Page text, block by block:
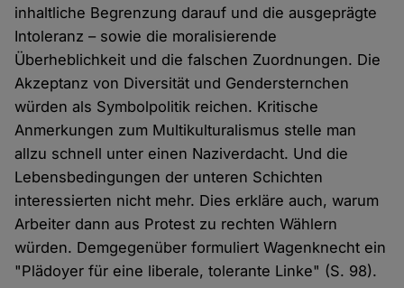
inhaltliche Begrenzung darauf und die ausgeprägte
Intoleranz – sowie die moralisierende
Überheblichkeit und die falschen Zuordnungen. Die
Akzeptanz von Diversität und Gendersternchen
würden als Symbolpolitik reichen. Kritische
Anmerkungen zum Multikulturalismus stelle man
allzu schnell unter einen Naziverdacht. Und die
Lebensbedingungen der unteren Schichten
interessierten nicht mehr. Dies erkläre auch, warum
Arbeiter dann aus Protest zu rechten Wählern
würden. Demgegenüber formuliert Wagenknecht ein
"Plädoyer für eine liberale, tolerante Linke" (S. 98).